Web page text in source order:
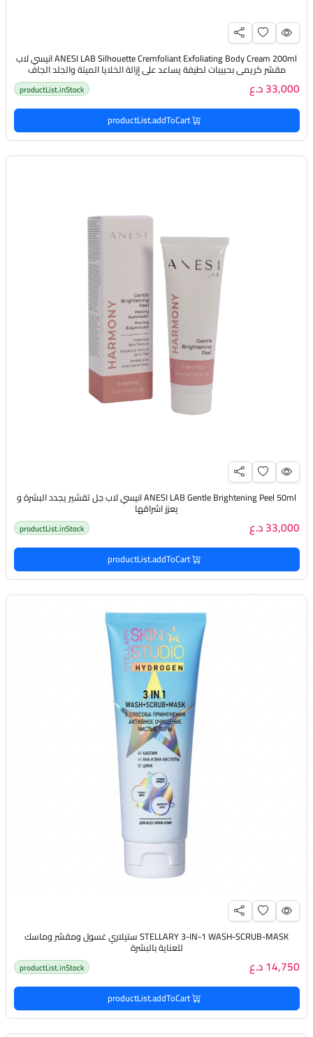
ANESI LAB Silhouette Cremfoliant Exfoliating Body Cream 200ml انيسي لاب
مقشر كريمي بحبيبات لطيفة يساعد على إزالة الخلايا الميتة والجلد الجاف
33,000 د.ع productList.inStock
productList.addToCart
ANESI LAB Gentle Brightening Peel 50ml انيسي لاب جل تقشير يجدد البشرة و
يعزز اشراقها
33,000 د.ع productList.inStock
productList.addToCart
STELLARY 3-IN-1 WASH-SCRUB-MASK ستيلاري غسول ومقشر وماسك
للعناية بالبشرة
14,750 د.ع productList.inStock
productList.addToCart